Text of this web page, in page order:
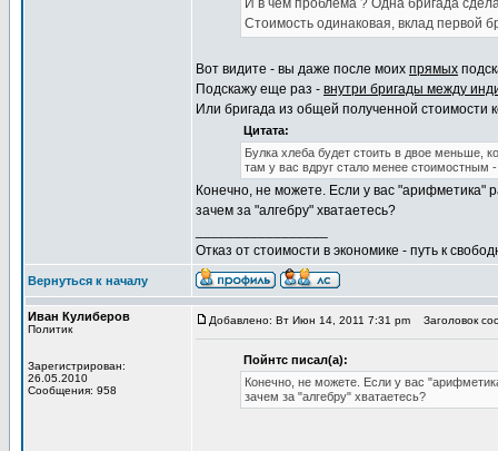
И в чем проблема ? Одна бригада
Стоимость одинаковая, вклад первой
Вот видите - вы даже после моих прямых
Подскажу еще раз - внутри бригады между
Или бригада из общей полученной стоимости
Цитата:
Булка хлеба будет стоить в двое меньше,
там у вас вдруг стало менее стоимостным -
Конечно, не можете. Если у вас "арифметика"
зачем за "алгебру" хватаетесь?
Отказ от стоимости в экономике - путь к
Вернуться к началу
Иван Кулиберов
Политик
Зарегистрирован:
26.05.2010
Сообщения: 958
Добавлено: Вт Июн 14, 2011 7:31 pm Заголовок
Пойнтс писал(а):
Конечно, не можете. Если у вас
зачем за "алгебру" хватаетесь?